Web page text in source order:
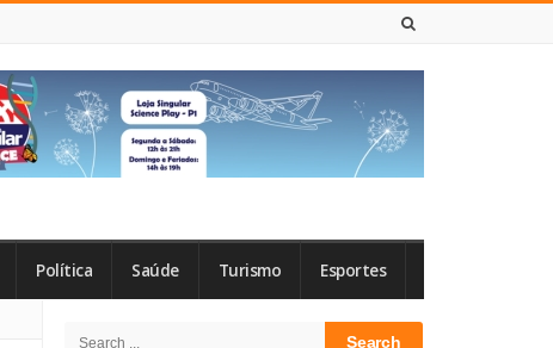
Política Saúde Turismo Esportes
Sidebar
Search